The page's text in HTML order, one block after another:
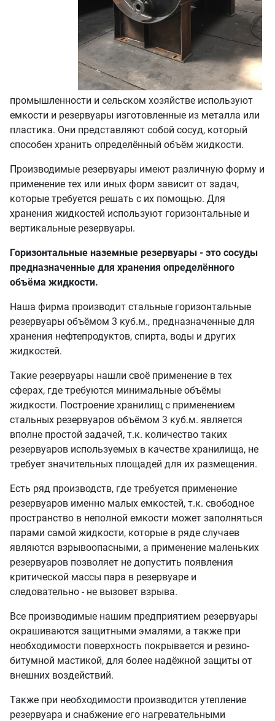
промышленности и сельском хозяйстве используют
емкости и резервуары изготовленные из металла или
пластика. Они представляют собой сосуд, который
способен хранить определённый объём жидкости.
Производимые резервуары имеют различную форму и
применение тех или иных форм зависит от задач,
которые требуется решать с их помощью. Для
хранения жидкостей используют горизонтальные и
вертикальные резервуары.
Горизонтальные наземные резервуары - это сосуды
предназначенные для хранения определённого
объёма жидкости.
Наша фирма производит стальные горизонтальные
резервуары объёмом 3 куб.м., предназначенные для
хранения нефтепродуктов, спирта, воды и других
жидкостей.
Такие резервуары нашли своё применение в тех
сферах, где требуются минимальные объёмы
жидкости. Построение хранилищ с применением
стальных резервуаров объёмом 3 куб.м. является
вполне простой задачей, т.к. количество таких
резервуаров используемых в качестве хранилища, не
требует значительных площадей для их размещения.
Есть ряд производств, где требуется применение
резервуаров именно малых емкостей, т.к. свободное
пространство в неполной емкости может заполняться
парами самой жидкости, которые в ряде случаев
являются взрывоопасными, а применение маленьких
резервуаров позволяет не допустить появления
критической массы пара в резервуаре и
следовательно - не вызовет взрыва.
Все производимые нашим предприятием резервуары
окрашиваются защитными эмалями, а также при
необходимости поверхность покрывается и резино-
битумной мастикой, для более надёжной защиты от
внешних воздействий.
Также при необходимости производится утепление
резервуара и снабжение его нагревательными